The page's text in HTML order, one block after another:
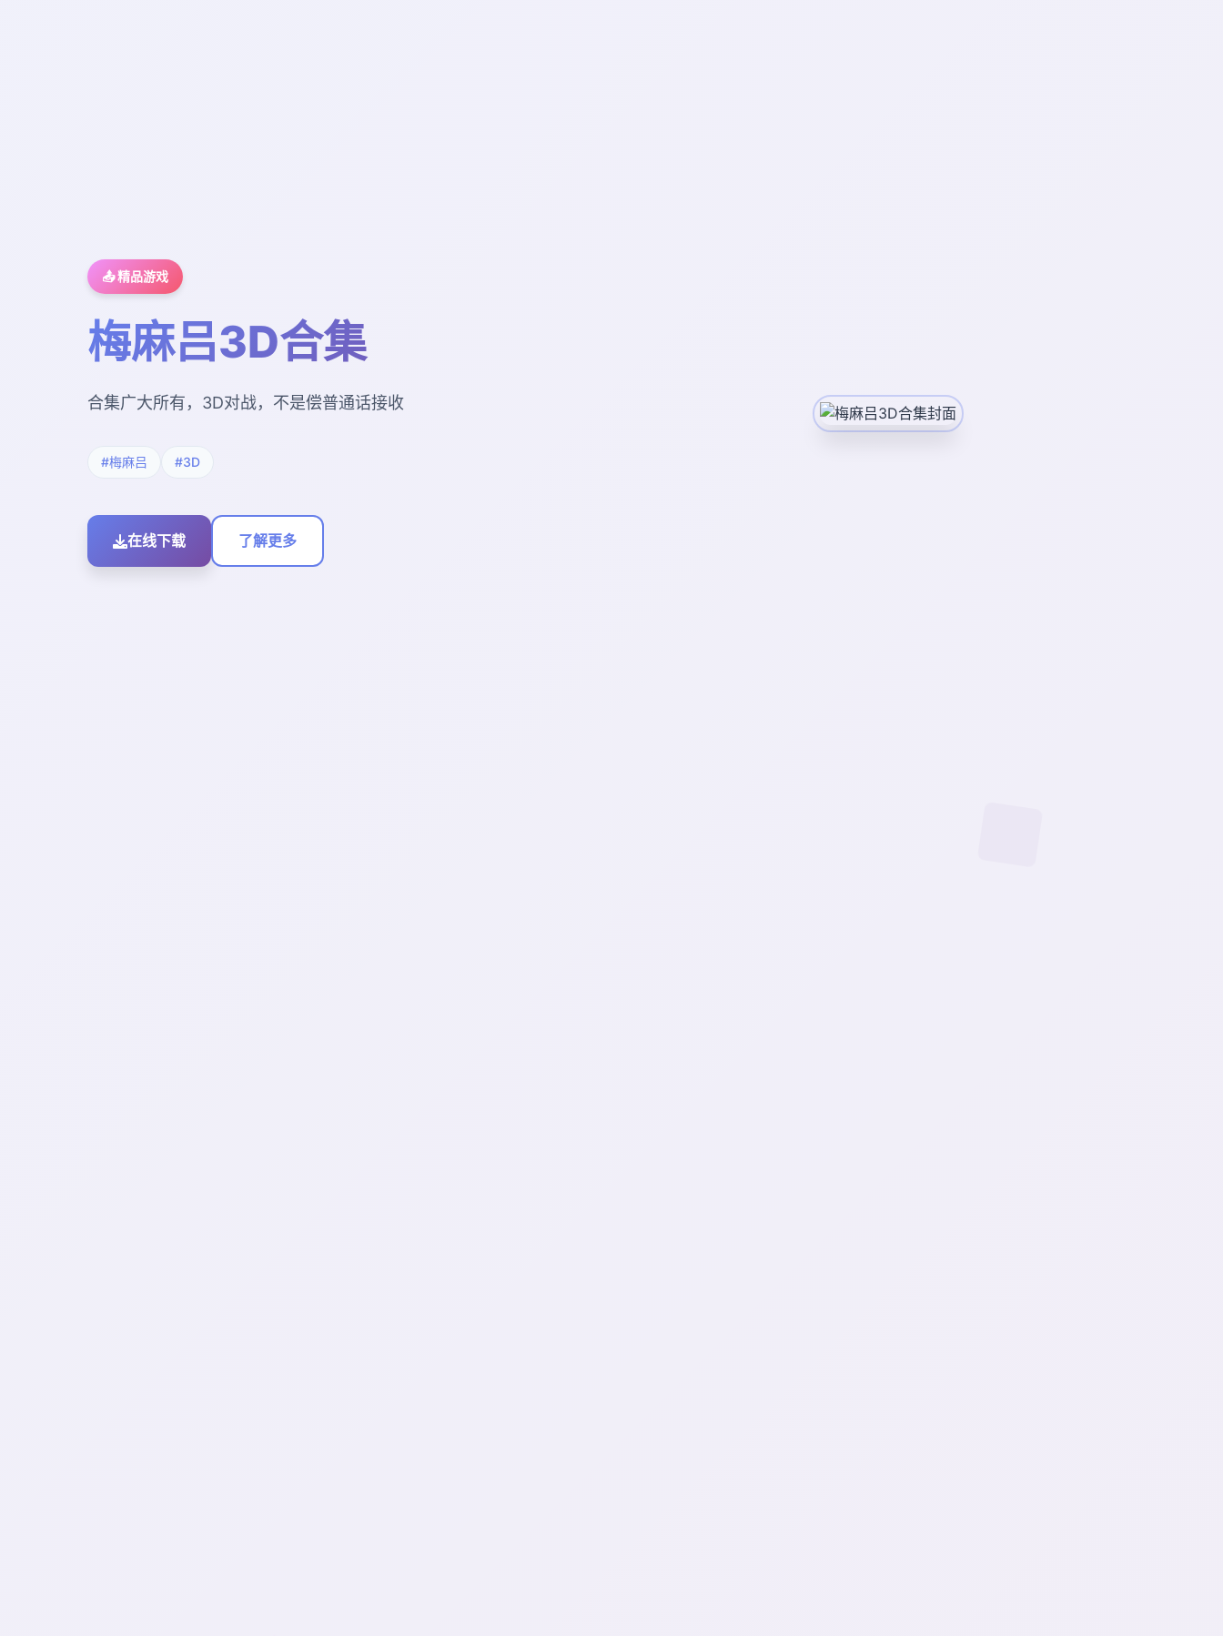
📤 精品游戏
梅麻吕3D合集
合集广大所有，3D对战，不是偿普通话接收
#梅麻吕 #3D
在线下载 了解更多